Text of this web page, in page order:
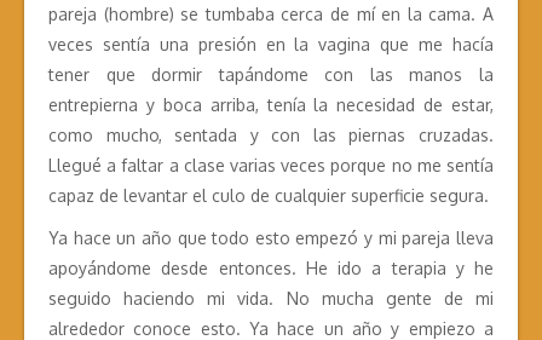
pareja (hombre) se tumbaba cerca de mí en la cama. A
veces sentía una presión en la vagina que me hacía
tener que dormir tapándome con las manos la
entrepierna y boca arriba, tenía la necesidad de estar,
como mucho, sentada y con las piernas cruzadas.
Llegué a faltar a clase varias veces porque no me sentía
capaz de levantar el culo de cualquier superficie segura.
Ya hace un año que todo esto empezó y mi pareja lleva
apoyándome desde entonces. He ido a terapia y he
seguido haciendo mi vida. No mucha gente de mi
alrededor conoce esto. Ya hace un año y empiezo a